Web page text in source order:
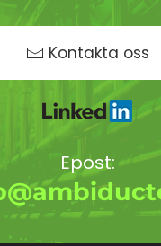
Kontakta oss
Epost: